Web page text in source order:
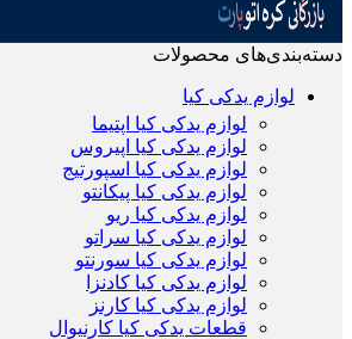
دسته‌بندی‌های محصولات
لوازم یدکی کیا
لوازم یدکی کیا اپتیما
لوازم یدکی کیا اپیروس
لوازم یدکی کیا اسپورتیج
لوازم یدکی کیا پیکانتو
لوازم یدکی کیا ریو
لوازم یدکی کیا سراتو
لوازم یدکی کیا سورنتو
لوازم یدکی کیا کادنزا
لوازم یدکی کیا کارنز
قطعات یدکی کیا کارنیوال